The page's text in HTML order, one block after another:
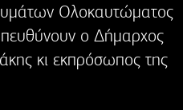
Ολοκαυτώματος
ο Δήμαρχος
κι εκπρόσωπος της